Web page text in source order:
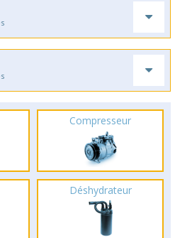
Compresseur
Déshydrateur